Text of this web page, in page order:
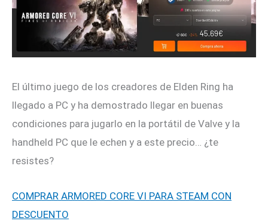
El último juego de los creadores de Elden Ring ha
llegado a PC y ha demostrado llegar en buenas
condiciones para jugarlo en la portátil de Valve y la
handheld PC que le echen y a este precio… ¿te
resistes?
COMPRAR ARMORED CORE VI PARA STEAM CON
DESCUENTO